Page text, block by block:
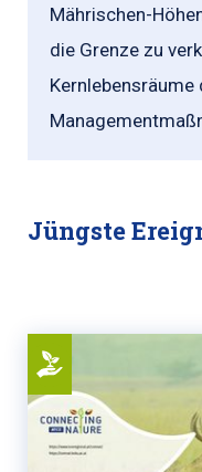
Mährischen-
die Grenze zu
Jüngste